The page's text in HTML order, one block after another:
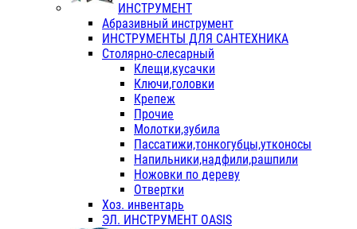
ИНСТРУМЕНТ
Абразивный инструмент
ИНСТРУМЕНТЫ ДЛЯ САНТЕХНИКА
Столярно-слесарный
Клещи,кусачки
Ключи,головки
Крепеж
Прочие
Молотки,зубила
Пассатижи,тонкогубцы,утконосы
Напильники,надфили,рашпили
Ножовки по дереву
Отвертки
Хоз. инвентарь
ЭЛ. ИНСТРУМЕНТ OASIS